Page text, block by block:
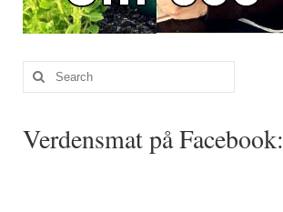
Løpstikke
Merian
Search
for:
Verdensmat på Facebook: